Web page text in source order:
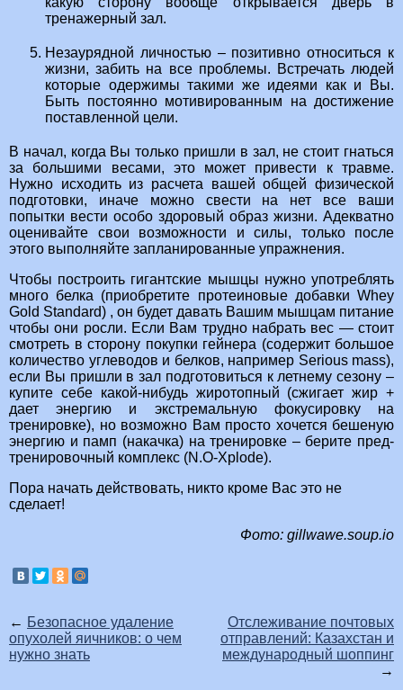
тренажерный зал.
Незаурядной личностью – позитивно относиться к
жизни, забить на все проблемы. Встречать людей
которые одержимы такими же идеями как и Вы.
Быть постоянно мотивированным на достижение
поставленной цели.
В начал, когда Вы только пришли в зал, не стоит гнаться
за большими весами, это может привести к травме.
Нужно исходить из расчета вашей общей физической
подготовки, иначе можно свести на нет все ваши
попытки вести особо здоровый образ жизни. Адекватно
оценивайте свои возможности и силы, только после
этого выполняйте запланированные упражнения.
Чтобы построить гигантские мышцы нужно употреблять
много белка (приобретите протеиновые добавки Whey
Gold Standard) , он будет давать Вашим мышцам питание
чтобы они росли. Если Вам трудно набрать вес — стоит
смотреть в сторону покупки гейнера (содержит большое
количество углеводов и белков, например Serious mass),
если Вы пришли в зал подготовиться к летнему сезону –
купите себе какой-нибудь жиротопный (сжигает жир +
дает энергию и экстремальную фокусировку на
тренировке), но возможно Вам просто хочется бешеную
энергию и памп (накачка) на тренировке – берите пред-
тренировочный комплекс (N.O-Xplode).
Пора начать действовать, никто кроме Вас это не
сделает!
Фото: gillwawe.soup.io
← Безопасное удаление
опухолей яичников: о чем
нужно знать
Отслеживание почтовых
отправлений: Казахстан и
международный шоппинг
→